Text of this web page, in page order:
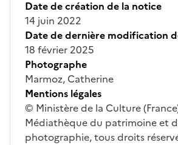
Date de création de la notice
14 juin 2022
Date de dernière modification
18 février 2025
Photographe
Marmoz, Catherine
Mentions légales
© Ministère de la Culture
Médiathèque du patrimoine et
photographie, tous droits